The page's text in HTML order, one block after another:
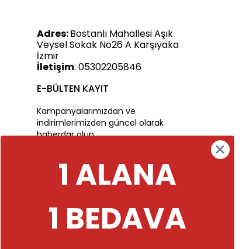
Adres:Bostanlı Mahallesi Aşık
Veysel Sokak No26 A Karşıyaka
İzmir
İletişim: 05302205846
E-BÜLTEN KAYIT
Kampanyalarımızdan ve
indirimlerimizden güncel olarak
haberdar olun.
1 ALANA
1 BEDAVA